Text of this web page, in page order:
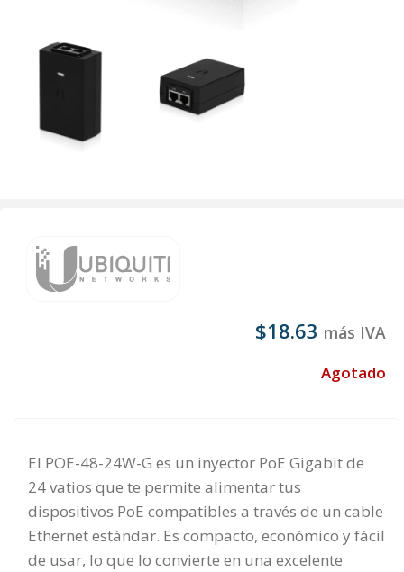
$18.63 más IVA
Agotado
El POE-48-24W-G es un inyector PoE Gigabit de
24 vatios que te permite alimentar tus
dispositivos PoE compatibles a través de un cable
Ethernet estándar. Es compacto, económico y fácil
de usar, lo que lo convierte en una excelente